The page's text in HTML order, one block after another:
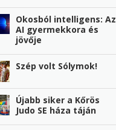
Okosból intelligens: Az
AI gyermekkora és
jövője
Szép volt Sólymok!
Újabb siker a Kőrös
Judo SE háza táján